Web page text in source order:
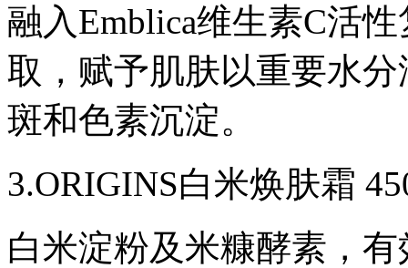
吧！
1.OLEVA
萃
凝
白
氧
亮
200
元/100ml
融入Emblica维生素C活
取，赋予肌肤以重要水
斑和色素沉淀。
3.ORIGINS白米焕肤霜
白米淀粉及米糠酵素，